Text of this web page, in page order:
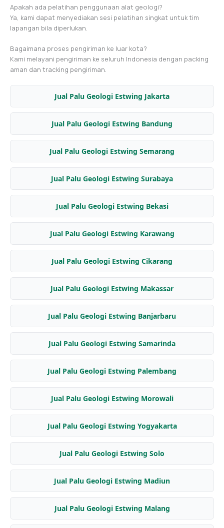
Apakah ada pelatihan penggunaan alat geologi?
Ya, kami dapat menyediakan sesi pelatihan singkat untuk tim
lapangan bila diperlukan.
Bagaimana proses pengiriman ke luar kota?
Kami melayani pengiriman ke seluruh Indonesia dengan packing
aman dan tracking pengiriman.
Jual Palu Geologi Estwing Jakarta
Jual Palu Geologi Estwing Bandung
Jual Palu Geologi Estwing Semarang
Jual Palu Geologi Estwing Surabaya
Jual Palu Geologi Estwing Bekasi
Jual Palu Geologi Estwing Karawang
Jual Palu Geologi Estwing Cikarang
Jual Palu Geologi Estwing Makassar
Jual Palu Geologi Estwing Banjarbaru
Jual Palu Geologi Estwing Samarinda
Jual Palu Geologi Estwing Palembang
Jual Palu Geologi Estwing Morowali
Jual Palu Geologi Estwing Yogyakarta
Jual Palu Geologi Estwing Solo
Jual Palu Geologi Estwing Madiun
Jual Palu Geologi Estwing Malang